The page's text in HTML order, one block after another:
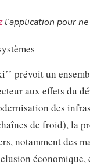
l’application pour
prévoit un
aux effets du
des
de froid), la
notamment des
économique,